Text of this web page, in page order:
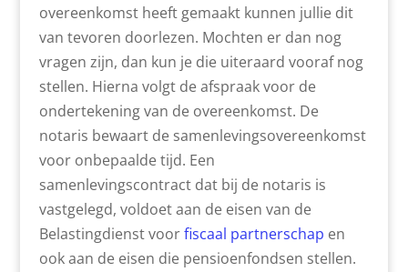
overeenkomst heeft gemaakt kunnen jullie dit
van tevoren doorlezen. Mochten er dan nog
vragen zijn, dan kun je die uiteraard vooraf nog
stellen. Hierna volgt de afspraak voor de
ondertekening van de overeenkomst. De
notaris bewaart de samenlevings­overeenkomst
voor onbepaalde tijd. Een
samenlevingscontract dat bij de notaris is
vastgelegd, voldoet aan de eisen van de
Belastingdienst voorfiscaal partnerschap en
ook aan de eisen die pensioenfondsen stellen.